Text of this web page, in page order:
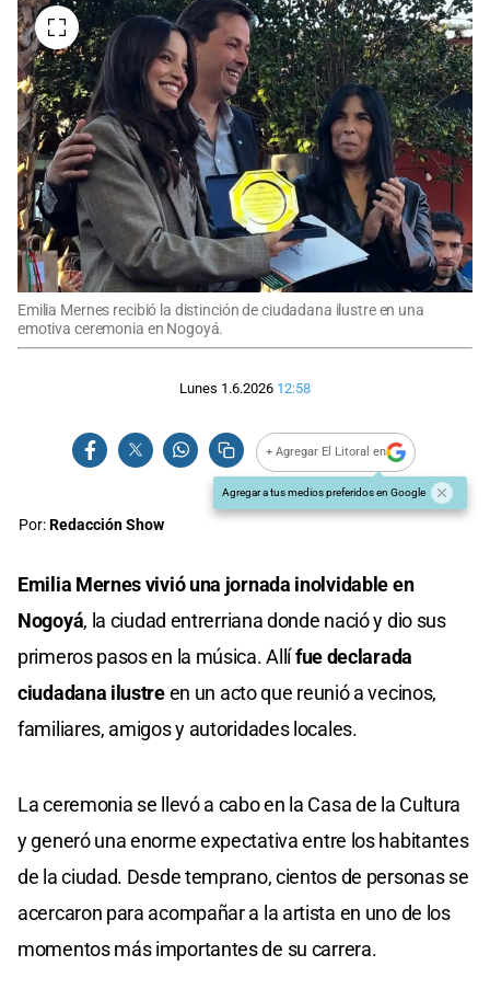
Emilia Mernes recibió la distinción de ciudadana ilustre en una
emotiva ceremonia en Nogoyá.
Lunes 1.6.2026 12:58
+ Agregar El Litoral en
Agregar a tus medios preferidos en Google
Por:Redacción Show
Emilia Mernes vivió una jornada inolvidable en
Nogoyá, la ciudad entrerriana donde nació y dio sus
primeros pasos en la música. Allífue declarada
ciudadana ilustreen un acto que reunió a vecinos,
familiares, amigos y autoridades locales.
La ceremonia se llevó a cabo en la Casa de la Cultura
y generó una enorme expectativa entre los habitantes
de la ciudad. Desde temprano, cientos de personas se
acercaron para acompañar a la artista en uno de los
momentos más importantes de su carrera.